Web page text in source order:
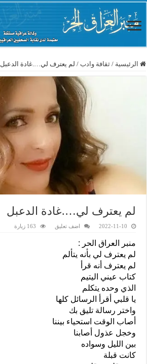
الرئيسية / ثقافة وادب / لم يعترف لي….غادة الدعبل
لم يعترف لي….غادة الدعبل
2022-11-10 اضف تعليق 163 زيارة
منبر العراق الحر :
لم يعترف لي بأنه يتألم
لم يعترف أنه قرأ
كتاب عيني اليتيم
الذي وحده يتكلم
يا قلبي أقرأ الرسائل كلها
واختر رسالة تليق بك
أصاب الوقت استحياء بيننا
وخجل عذول أصابنا
بين الليل وسواده
كانت قبلة